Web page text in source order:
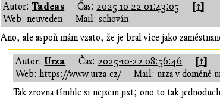
Autor:Tadeas Čas: 2025-10-22 01:43:05 [↑]
Web: neuveden
Mail: schován
Ano, ale aspoň mám vzato, že je bral více jako
Autor: Urza Čas: 2025-10-22 08:56:46 [↑]
Web:https://www.urza.cz/
Mail: urza v doméně
Tak zrovna tímhle si nejsem jist; ono to tak